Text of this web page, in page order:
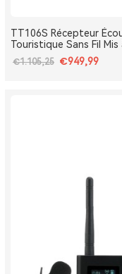
TT106S Récepteur
Touristique Sans Fil
Louvre et les
€1.105,25 €949,99